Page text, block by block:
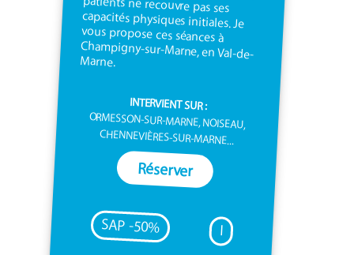
Marne.
INTERVIENT SUR :
ORMESSON-SUR-MARNE, NOISEAU,
CHENNEVIÈRES-SUR-MARNE...
Réserver
SAP -50% I